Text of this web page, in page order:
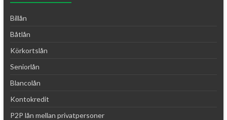
Billån
Båtlån
Körkortslån
Seniorlån
Blancolån
Kontokredit
P2P lån mellan privatpersoner